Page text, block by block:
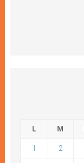
L M
1 2